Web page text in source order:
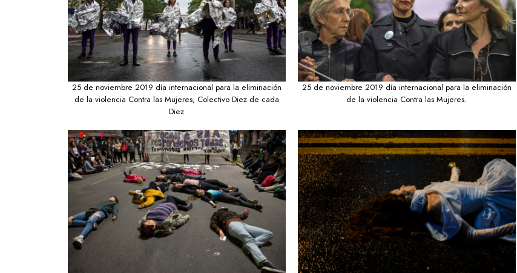
25 de noviembre 2019 día internacional para la eliminación
de la violencia Contra las Mujeres, Colectivo Diez de cada
Diez
25 de noviembre 2019 día internacional para la eliminación
de la violencia Contra las Mujeres.